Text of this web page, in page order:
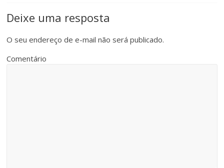
Deixe uma resposta
O seu endereço de e-mail não será publicado.
Comentário